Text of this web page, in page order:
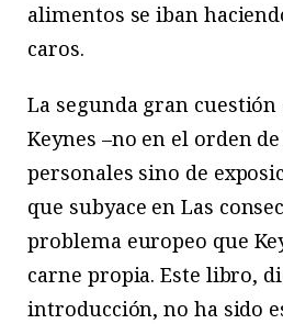
alimentos se iban
caros.
La segunda gran cuestión
Keynes –no en el orden
personales sino de
que subyace en Las
problema europeo que
carne propia. Este libro,
introducción, no ha sido